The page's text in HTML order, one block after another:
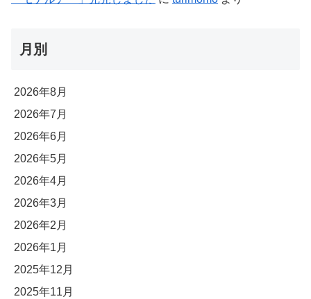
月別
2026年8月
2026年7月
2026年6月
2026年5月
2026年4月
2026年3月
2026年2月
2026年1月
2025年12月
2025年11月